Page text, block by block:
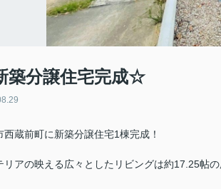
分譲住宅完成☆
西蔵前町に新築分譲住宅1棟完成！
リアの映える広々としたリビングは約17.25帖